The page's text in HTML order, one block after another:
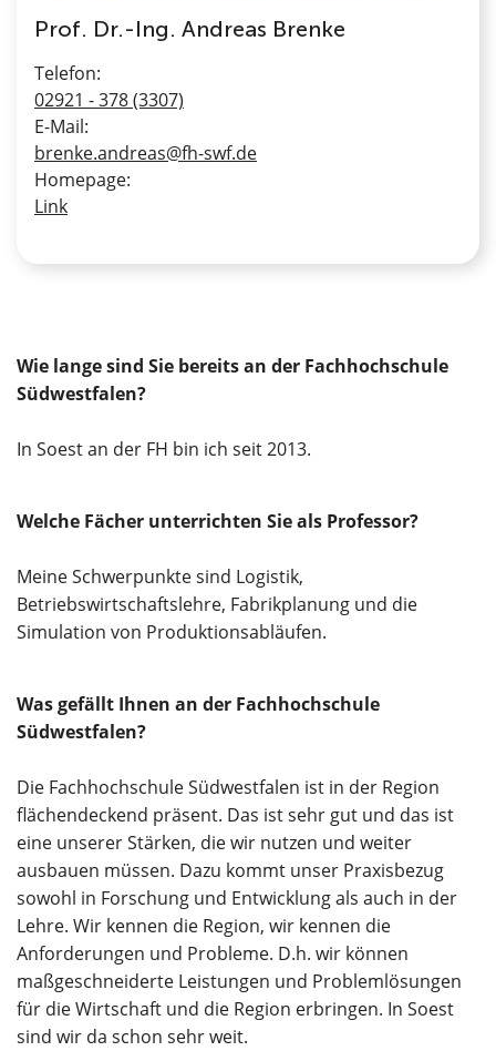
Prof. Dr.-Ing. Andreas Brenke
Telefon:
02921 - 378 (3307)
E-Mail:
brenke.andreas@fh-swf.de
Homepage:
Link
Wie lange sind Sie bereits an der Fachhochschule
Südwestfalen?
In Soest an der FH bin ich seit 2013.
Welche Fächer unterrichten Sie als Professor?
Meine Schwerpunkte sind Logistik,
Betriebswirtschaftslehre, Fabrikplanung und die
Simulation von Produktionsabläufen.
Was gefällt Ihnen an der Fachhochschule
Südwestfalen?
Die Fachhochschule Südwestfalen ist in der Region
flächendeckend präsent. Das ist sehr gut und das ist
eine unserer Stärken, die wir nutzen und weiter
ausbauen müssen. Dazu kommt unser Praxisbezug
sowohl in Forschung und Entwicklung als auch in der
Lehre. Wir kennen die Region, wir kennen die
Anforderungen und Probleme. D.h. wir können
maßgeschneiderte Leistungen und Problemlösungen
für die Wirtschaft und die Region erbringen. In Soest
sind wir da schon sehr weit.